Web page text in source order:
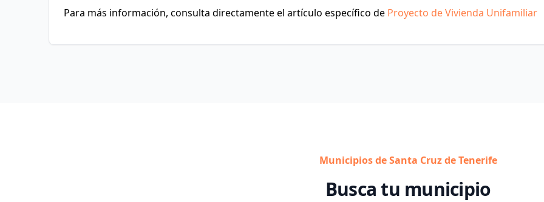
Para más información, consulta directamente el artículo específico de Proyecto de Vivienda Unifamiliar
Municipios de Santa Cruz de Tenerife
Busca tu municipio